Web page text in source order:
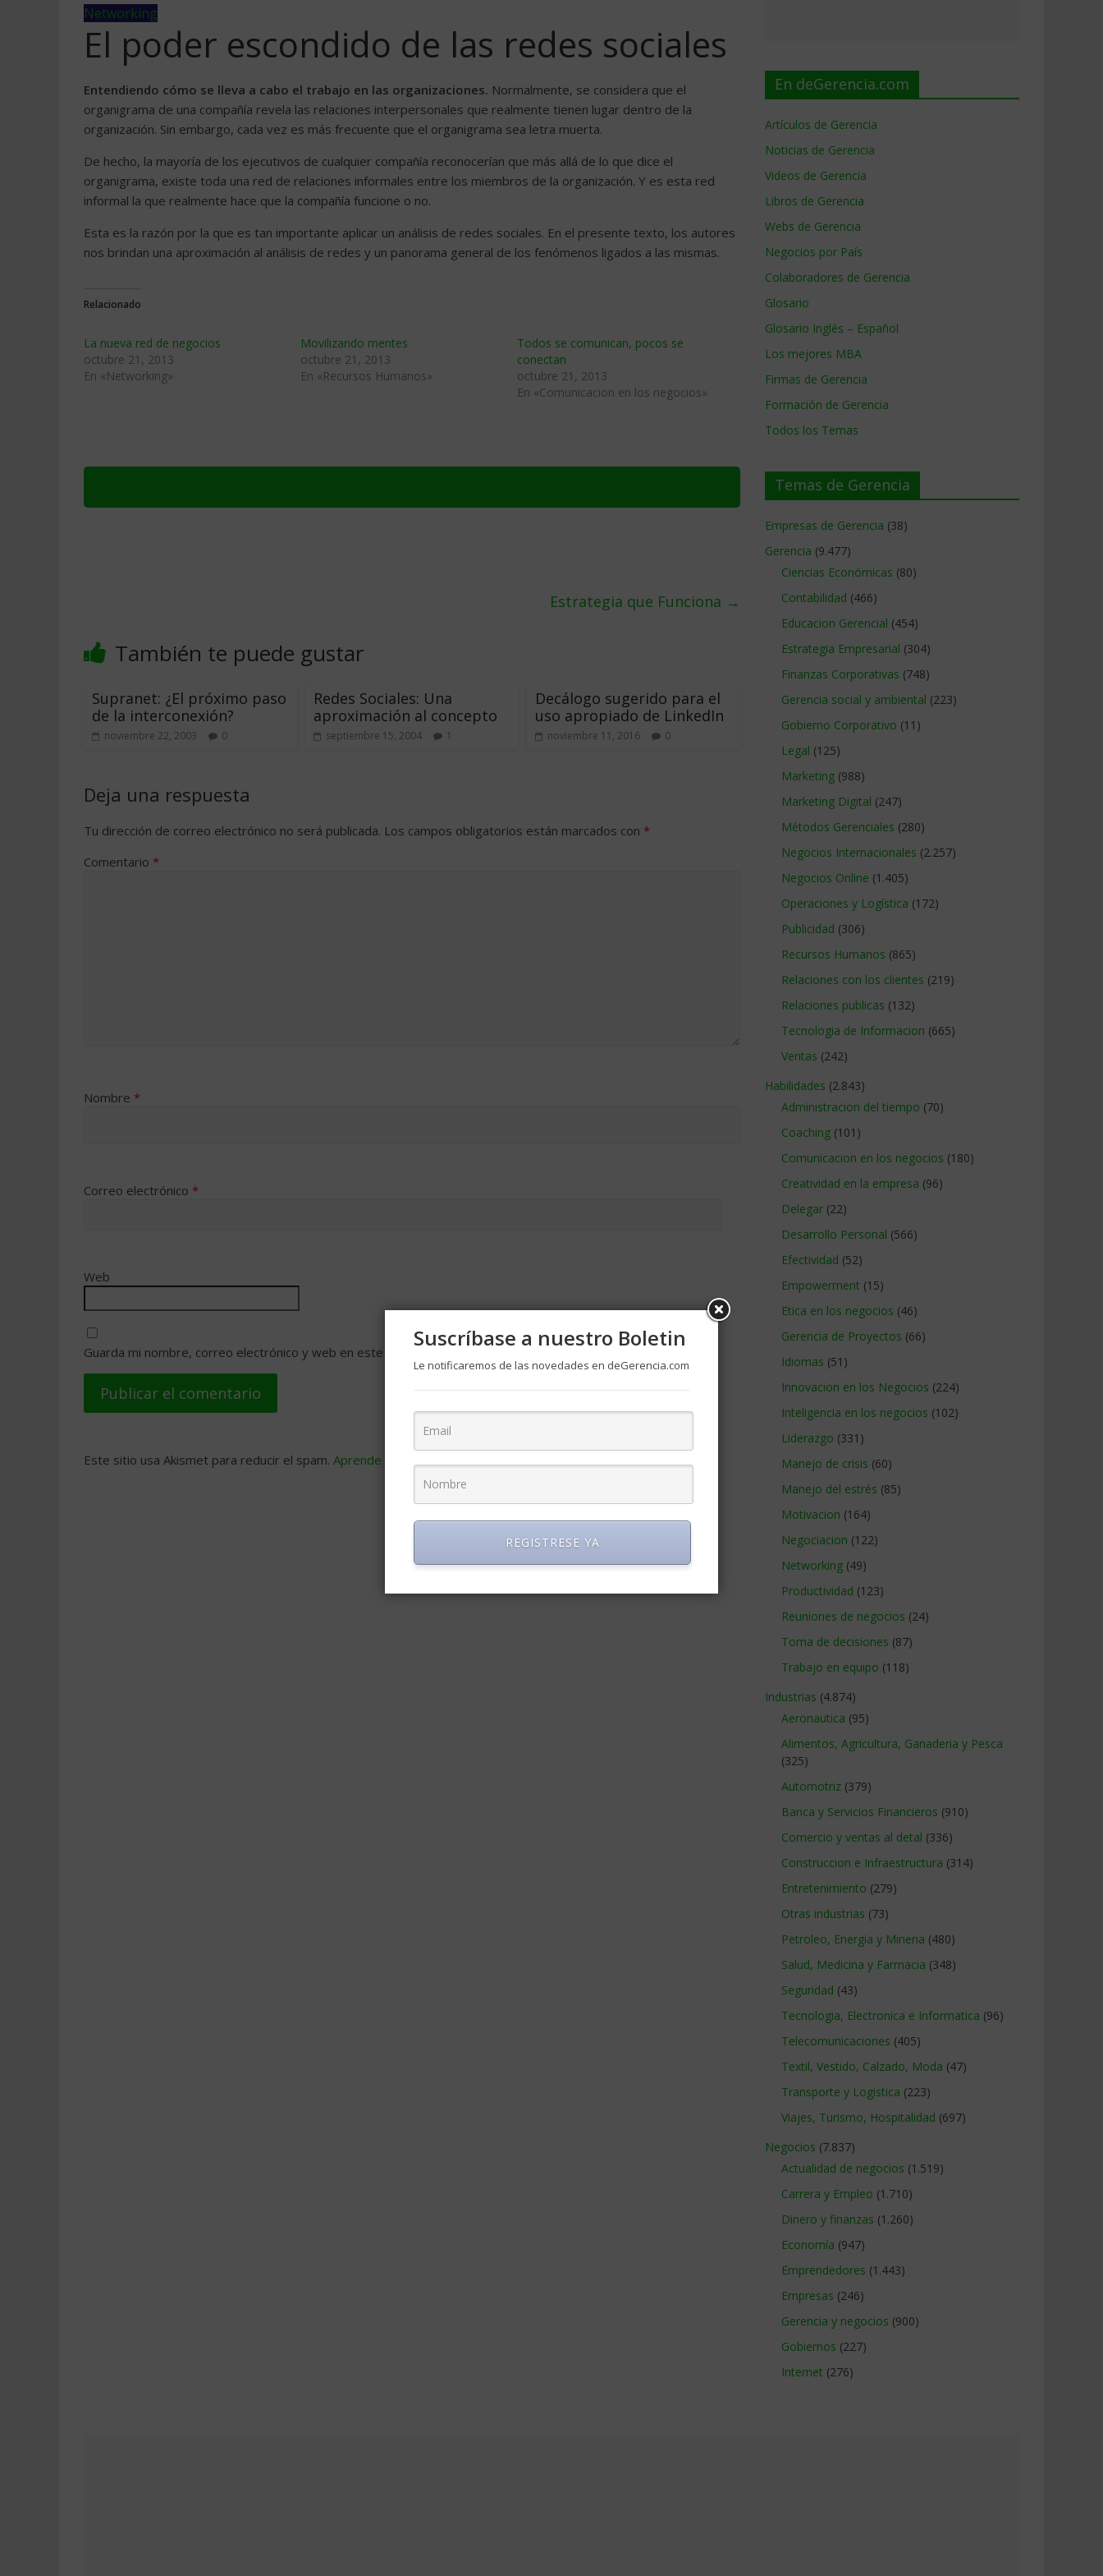
Networking
El poder escondido de las redes sociales
Entendiendo cómo se lleva a cabo el trabajo en las organizaciones. Normalmente, se considera que el
organigrama de una compañía revela las relaciones interpersonales que realmente tienen lugar dentro de la
organización. Sin embargo, cada vez es más frecuente que el organigrama sea letra muerta.
De hecho, la mayoría de los ejecutivos de cualquier compañía reconocerían que más allá de lo que dice el
organigrama, existe toda una red de relaciones informales entre los miembros de la organización. Y es esta red
informal la que realmente hace que la compañía funcione o no.
Esta es la razón por la que es tan importante aplicar un análisis de redes sociales. En el presente texto, los autores
nos brindan una aproximación al análisis de redes y un panorama general de los fenómenos ligados a las mismas.
Relacionado
La nueva red de negocios
octubre 21, 2013
En «Networking»
Movilizando mentes
octubre 21, 2013
En «Recursos Humanos»
Todos se comunican, pocos se
conectan
octubre 21, 2013
En «Comunicacion en los negocios»
Estrategia que Funciona →
También te puede gustar
Supranet: ¿El próximo paso
de la interconexión?
noviembre 22, 2003 0
Redes Sociales: Una
aproximación al concepto
septiembre 15, 2004 1
Decálogo sugerido para el
uso apropiado de LinkedIn
noviembre 11, 2016 0
Deja una respuesta
Tu dirección de correo electrónico no será publicada. Los campos obligatorios están marcados con *
Comentario *
Nombre *
Correo electrónico *
Web
Guarda mi nombre, correo electrónico y web en este navegador para la próxima vez que comente.
Este sitio usa Akismet para reducir el spam. Aprende cómo se procesan los datos de tus comentarios
En deGerencia.com
Artículos de Gerencia
Noticias de Gerencia
Videos de Gerencia
Libros de Gerencia
Webs de Gerencia
Negocios por País
Colaboradores de Gerencia
Glosario
Glosario Inglés – Español
Los mejores MBA
Firmas de Gerencia
Formación de Gerencia
Todos los Temas
Temas de Gerencia
Empresas de Gerencia (38)
Gerencia (9.477)
Ciencias Económicas (80)
Contabilidad (466)
Educacion Gerencial (454)
Estrategia Empresarial (304)
Finanzas Corporativas (748)
Gerencia social y ambiental (223)
Gobierno Corporativo (11)
Legal (125)
Marketing (988)
Marketing Digital (247)
Métodos Gerenciales (280)
Negocios Internacionales (2.257)
Negocios Online (1.405)
Operaciones y Logística (172)
Publicidad (306)
Recursos Humanos (865)
Relaciones con los clientes (219)
Relaciones publicas (132)
Tecnologia de Informacion (665)
Ventas (242)
Habilidades (2.843)
Administracion del tiempo (70)
Coaching (101)
Comunicacion en los negocios (180)
Creatividad en la empresa (96)
Delegar (22)
Desarrollo Personal (566)
Efectividad (52)
Empowerment (15)
Etica en los negocios (46)
Gerencia de Proyectos (66)
Idiomas (51)
Innovacion en los Negocios (224)
Inteligencia en los negocios (102)
Liderazgo (331)
Manejo de crisis (60)
Manejo del estrés (85)
Motivacion (164)
Negociacion (122)
Networking (49)
Productividad (123)
Reuniones de negocios (24)
Toma de decisiones (87)
Trabajo en equipo (118)
Industrias (4.874)
Aeronautica (95)
Alimentos, Agricultura, Ganaderia y Pesca
(325)
Automotriz (379)
Banca y Servicios Financieros (910)
Comercio y ventas al detal (336)
Construccion e Infraestructura (314)
Entretenimiento (279)
Otras industrias (73)
Petroleo, Energia y Mineria (480)
Salud, Medicina y Farmacia (348)
Seguridad (43)
Tecnologia, Electronica e Informatica (96)
Telecomunicaciones (405)
Textil, Vestido, Calzado, Moda (47)
Transporte y Logistica (223)
Viajes, Turismo, Hospitalidad (697)
Negocios (7.837)
Actualidad de negocios (1.519)
Carrera y Empleo (1.710)
Dinero y finanzas (1.260)
Economía (947)
Emprendedores (1.443)
Empresas (246)
Gerencia y negocios (900)
Gobiernos (227)
Internet (276)
Suscríbase a nuestro Boletin
Le notificaremos de las novedades en deGerencia.com
REGISTRESE YA